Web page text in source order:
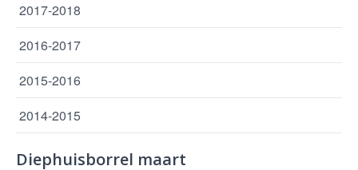
2017-2018
2016-2017
2015-2016
2014-2015
Diephuisborrel maart